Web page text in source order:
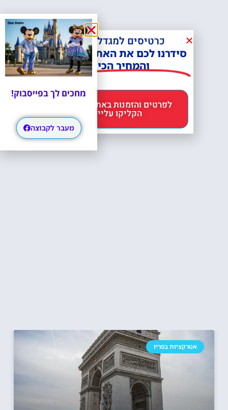
אטרקציות בפריז
כרטיסים למגדל אייפל?
סידרנו לכם את האתר הכי אמין -
והמחיר הכי זול!
הקליקו עליי 😊
מחכים לך בפייסבוק!
מעבר לקבוצה